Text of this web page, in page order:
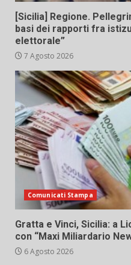
[Sicilia] Regione.
basi dei rapporti fra
elettorale”
7 Agosto 2026
Comunicati Stampa
Gratta e Vinci, Sicilia: a
con “Maxi Miliardario
6 Agosto 2026